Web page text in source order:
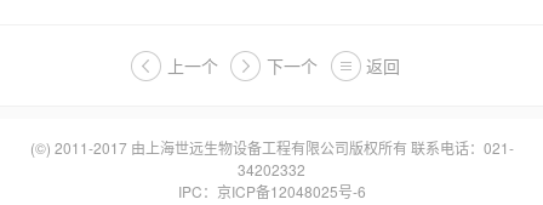
上一个 下一个 返回
(©) 2011-2017 由 上海世远生物设备工程有限公司版权所有 联系电话：021-
34202332
IPC： 京ICP备12048025号-6